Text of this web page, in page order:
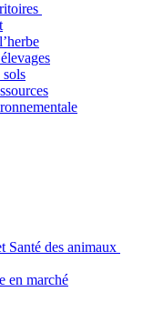
sols
Santé des animaux
en marché